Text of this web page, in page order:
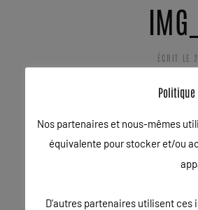
ÉCRIT LE
Politique
Nos partenaires et nous-mêmes
équivalente pour stocker et/ou
D'autres partenaires utilisent ces